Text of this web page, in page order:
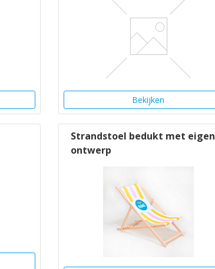
Bekijken
Strandstoel bedukt met eigen
ontwerp